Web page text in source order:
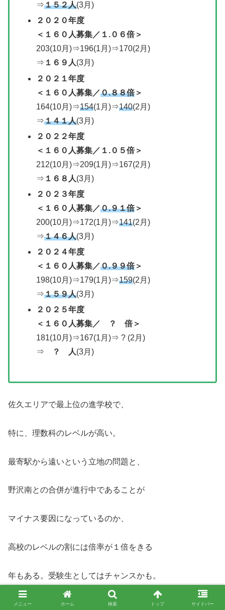
⇒１５２人(3月)
２０２０年度
＜ １６０人募集／ １.０６倍＞
203(10月)⇒196(1月)⇒170(2月)
⇒ １６９人(3月)
２０２１年度
＜ １６０人募集／０.８８倍＞
164(10月)⇒154(1月)⇒140(2月)
⇒１４１人(3月)
２０２２年度
＜ １６０人募集／ １.０５倍＞
212(10月)⇒209(1月)⇒167(2月)
⇒ １６８人(3月)
２０２３年度
＜１６０人募集／０.９１倍＞
200(10月)⇒172(1月)⇒141(2月)
⇒１４６人(3月)
２０２ ４年度
＜ １６０人募集／０.９９倍＞
198(10月)⇒179(1月)⇒159(2月)
⇒１５９人(3月)
２０２５年度
＜１６０人募集／ ？ 倍＞
181(10月)⇒167(1月)⇒ ? (2月)
⇒ ？ 人(3月)
佐久エリアで最上位の進学校で、
特に、理数科のレベルが高い。
最寄駅から遠いという立地の問題と、
野沢南との合併が進行中であることが
マイナス要因になっているのか、
高校のレベルの割には倍率が１倍をきる
年もある。受験生としてはチャンスかも。
長野県野沢北高等学校 公式WebSite＝桜花と光
メニュー ホーム 検索 トップ サイドバー